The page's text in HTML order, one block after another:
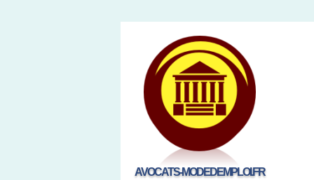
AVOCATS-MODEDEMPLOI.FR